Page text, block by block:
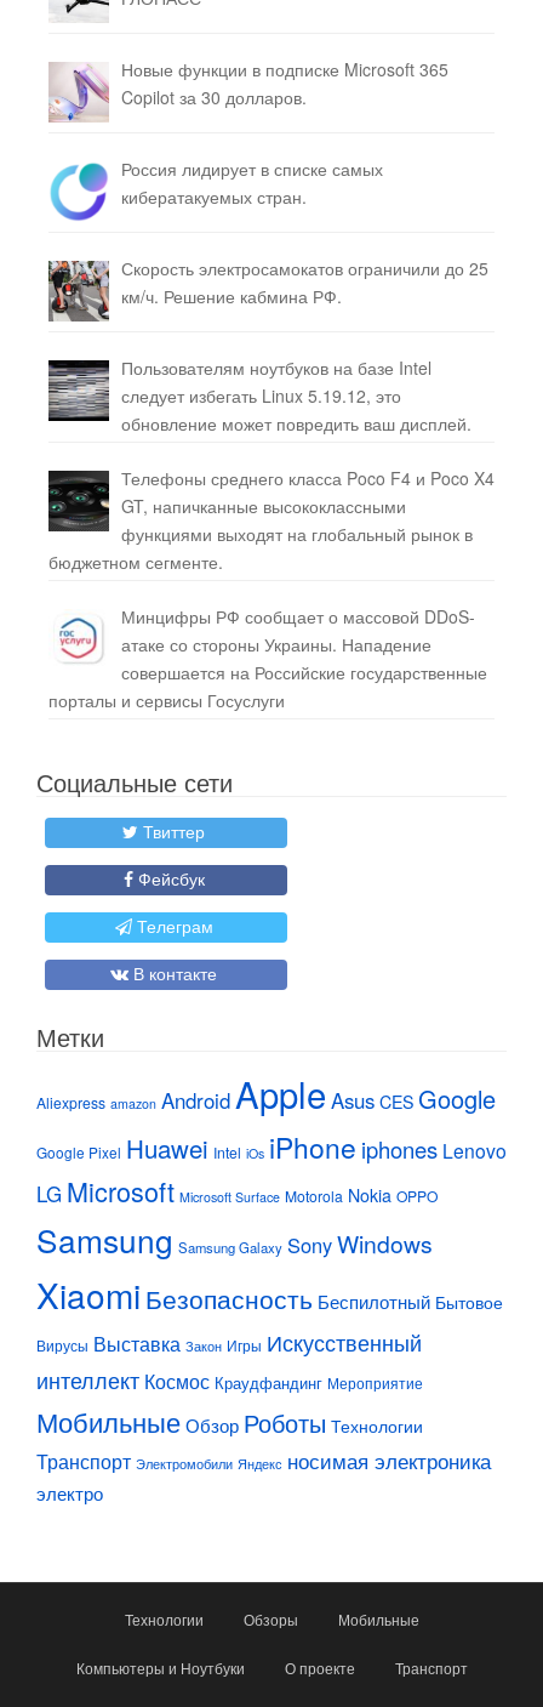
Новые функции в подписке Microsoft 365
Copilot за 30 долларов.
Россия лидирует в списке самых
кибератакуемых стран.
Скорость электросамокатов ограничили до 25
км/ч. Решение кабмина РФ.
Пользователям ноутбуков на базе Intel
следует избегать Linux 5.19.12, это
обновление может повредить ваш дисплей.
Телефоны среднего класса Poco F4 и Poco X4
GT, напичканные высококлассными
функциями выходят на глобальный рынок в
бюджетном сегменте.
Минцифры РФ сообщает о массовой DDoS-
атаке со стороны Украины. Нападение
совершается на Российские государственные
порталы и сервисы Госуслуги
Социальные сети
Твиттер
Фейсбук
Телеграм
В контакте
Метки
Aliexpress amazon Android Apple Asus CES Google
Google Pixel Huawei Intel iOs iPhone iphones Lenovo
LG Microsoft Microsoft Surface Motorola Nokia OPPO
Samsung Samsung Galaxy SonyWindows
Xiaomi Безопасность Беспилотный Бытовое
Вирусы Выставка Закон Игры Искусственный
интеллект Космос Краудфандинг Мероприятие
МобильныеОбзор Роботы Технологии
Транспорт Электромобили Яндекс носимая электроника
электро
Технологии Обзоры Мобильные
Компьютеры и Ноутбуки О проекте Транспорт